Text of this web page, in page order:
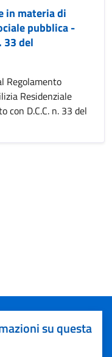
in materia di
pubblica -
33 del
Regolamento
Residenziale
con D.C.C. n. 33 del
su questa